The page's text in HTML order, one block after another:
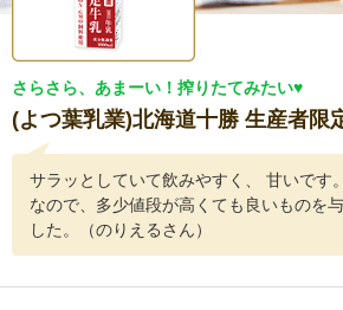
さらさら、あまーい！搾りたてみたい♥
(よつ葉乳業)北海道十勝 生産者限
サラッとしていて飲みやすく、 甘いです
なので、多少値段が高くても良いものを
した。（のりえるさん）